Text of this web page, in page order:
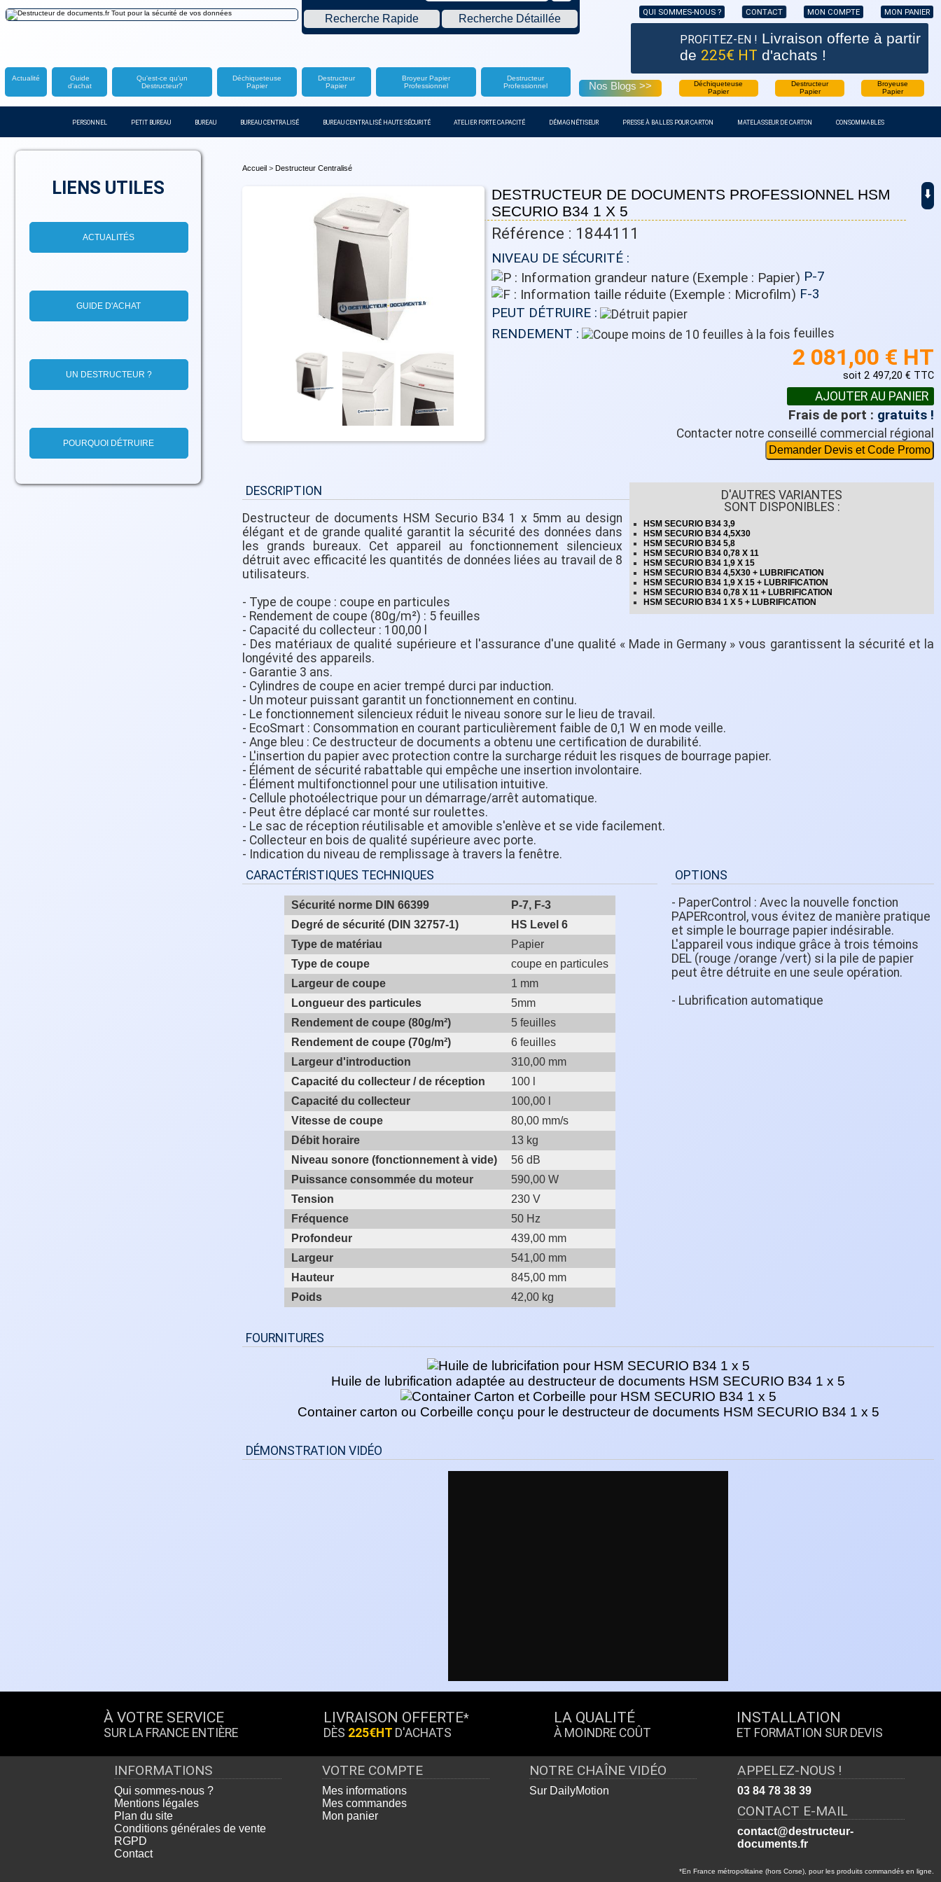
QUI SOMMES-NOUS ? CONTACT MON COMPTE MON PANIER
Recherche Rapide Recherche Détaillée
PROFITEZ-EN ! Livraison offerte à partir
de 225€ HT d'achats !
Actualité
Guide
d'achat
Qu'est-ce qu'un
Destructeur?
Déchiqueteuse
Papier
Destructeur
Papier
Broyeur Papier
Professionnel
Destructeur
Professionnel
Nos Blogs >>
Déchiqueteuse
Papier
Destructeur
Papier
Broyeuse
Papier
PERSONNEL PETIT BUREAU BUREAU BUREAU CENTRALISÉ BUREAU CENTRALISÉ HAUTE SÉCURITÉ ATELIER FORTE CAPACITÉ DÉMAGNÉTISEUR PRESSE À BALLES POUR CARTON MATELASSEUR DE CARTON CONSOMMABLES
⬇️
LIENS UTILES
ACTUALITÉS
GUIDE D'ACHAT
UN DESTRUCTEUR ?
POURQUOI DÉTRUIRE
Accueil > Destructeur Centralisé
DESTRUCTEUR DE DOCUMENTS PROFESSIONNEL HSM
SECURIO B34 1 X 5
Référence : 1844111
NIVEAU DE SÉCURITÉ :
P-7
F-3
PEUT DÉTRUIRE :
RENDEMENT :
feuilles
2 081,00 € HT
soit 2 497,20 € TTC
Frais de port : gratuits !
Contacter notre conseillé commercial régional
Demander Devis et Code Promo
D'AUTRES VARIANTES
SONT DISPONIBLES :
HSM SECURIO B34 3,9
HSM SECURIO B34 4,5X30
HSM SECURIO B34 5,8
HSM SECURIO B34 0,78 X 11
HSM SECURIO B34 1,9 X 15
HSM SECURIO B34 4,5X30 + LUBRIFICATION
HSM SECURIO B34 1,9 X 15 + LUBRIFICATION
HSM SECURIO B34 0,78 X 11 + LUBRIFICATION
HSM SECURIO B34 1 X 5 + LUBRIFICATION
DESCRIPTION
Destructeur de documents HSM Securio B34 1 x 5mm au design
élégant et de grande qualité garantit la sécurité des données dans
les grands bureaux. Cet appareil au fonctionnement silencieux
détruit avec efficacité les quantités de données liées au travail de 8
utilisateurs.
- Type de coupe : coupe en particules
- Rendement de coupe (80g/m²) : 5 feuilles
- Capacité du collecteur : 100,00 l
- Des matériaux de qualité supérieure et l'assurance d'une qualité « Made in Germany » vous garantissent la sécurité et la
longévité des appareils.
- Garantie 3 ans.
- Cylindres de coupe en acier trempé durci par induction.
- Un moteur puissant garantit un fonctionnement en continu.
- Le fonctionnement silencieux réduit le niveau sonore sur le lieu de travail.
- EcoSmart : Consommation en courant particulièrement faible de 0,1 W en mode veille.
- Ange bleu : Ce destructeur de documents a obtenu une certification de durabilité.
- L'insertion du papier avec protection contre la surcharge réduit les risques de bourrage papier.
- Élément de sécurité rabattable qui empêche une insertion involontaire.
- Élément multifonctionnel pour une utilisation intuitive.
- Cellule photoélectrique pour un démarrage/arrêt automatique.
- Peut être déplacé car monté sur roulettes.
- Le sac de réception réutilisable et amovible s'enlève et se vide facilement.
- Collecteur en bois de qualité supérieure avec porte.
- Indication du niveau de remplissage à travers la fenêtre.
CARACTÉRISTIQUES TECHNIQUES
Sécurité norme DIN 66399
P-7, F-3
Degré de sécurité (DIN 32757-1)
HS Level 6
Type de matériau
Papier
Type de coupe
coupe en particules
Largeur de coupe
1 mm
Longueur des particules
5mm
Rendement de coupe (80g/m²)
5 feuilles
Rendement de coupe (70g/m²)
6 feuilles
Largeur d'introduction
310,00 mm
Capacité du collecteur / de réception
100 l
Capacité du collecteur
100,00 l
Vitesse de coupe
80,00 mm/s
Débit horaire
13 kg
Niveau sonore (fonctionnement à vide)
56 dB
Puissance consommée du moteur
590,00 W
Tension
230 V
Fréquence
50 Hz
Profondeur
439,00 mm
Largeur
541,00 mm
Hauteur
845,00 mm
Poids
42,00 kg
OPTIONS
- PaperControl : Avec la nouvelle fonction
PAPERcontrol, vous évitez de manière pratique
et simple le bourrage papier indésirable.
L'appareil vous indique grâce à trois témoins
DEL (rouge /orange /vert) si la pile de papier
peut être détruite en une seule opération.
- Lubrification automatique
FOURNITURES
Huile de lubrification adaptée au destructeur de documents HSM SECURIO B34 1 x 5
Container carton ou Corbeille conçu pour le destructeur de documents HSM SECURIO B34 1 x 5
DÉMONSTRATION VIDÉO
À VOTRE SERVICE
SUR LA FRANCE ENTIÈRE
LIVRAISON OFFERTE*
DÈS 225€HT D'ACHATS
LA QUALITÉ
À MOINDRE COÛT
INSTALLATION
ET FORMATION SUR DEVIS
INFORMATIONS
Qui sommes-nous ?
Mentions légales
Plan du site
Conditions générales de vente
RGPD
Contact
VOTRE COMPTE
Mes informations
Mes commandes
Mon panier
NOTRE CHAÎNE VIDÉO
Sur DailyMotion
APPELEZ-NOUS !
03 84 78 38 39
CONTACT E-MAIL
contact@destructeur-
documents.fr
*En France métropolitaine (hors Corse), pour les produits commandés en ligne.